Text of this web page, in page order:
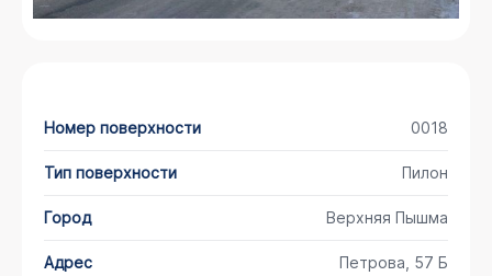
Номер поверхности 0018
Тип поверхности Пилон
Город Верхняя Пышма
Адрес Петрова, 57 Б